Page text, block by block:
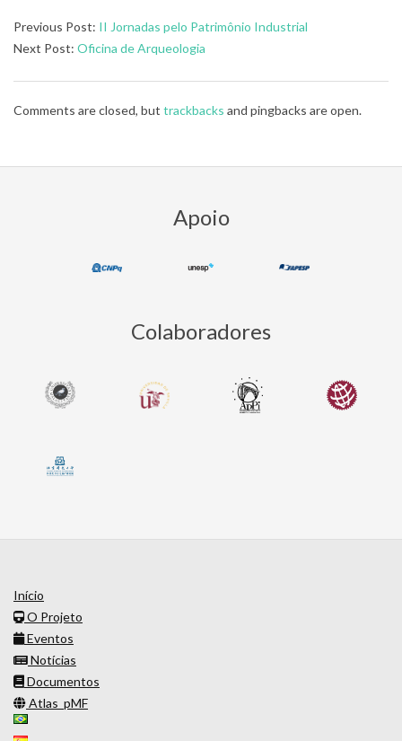
2024-
12-
Previous Post: II Jornadas pelo Patrimônio Industrial
Next Post: Oficina de Arqueologia
Comments are closed, but trackbacks and pingbacks are open.
Apoio
Colaboradores
Início
O Projeto
Eventos
Notícias
Documentos
Atlas_pMF